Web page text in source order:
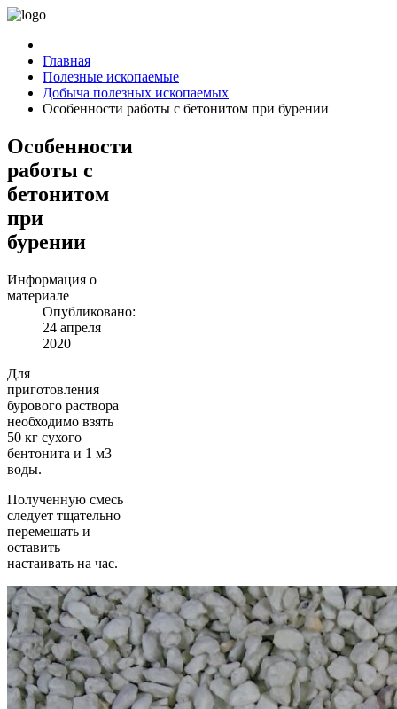
Главная
Полезные ископаемые
Добыча полезных ископаемых
Особенности работы с бетонитом при бурении
Особенности
работы с
бетонитом
при
бурении
Информация о
материале
Опубликовано:
24 апреля
2020
Для
приготовления
бурового раствора
необходимо взять
50 кг сухого
бентонита и 1 м3
воды.
Полученную смесь
следует тщательно
перемешать и
оставить
настаивать на час.